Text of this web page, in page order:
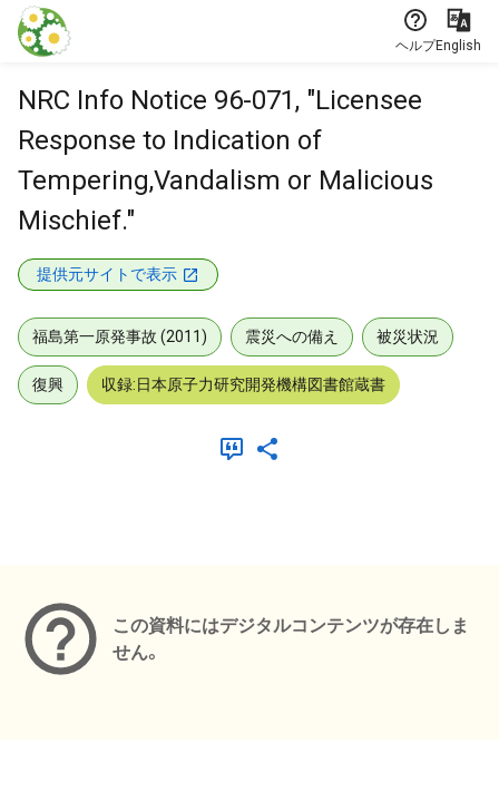
本文に飛ぶ
ヘルプEnglish
NRC Info Notice 96-071, "Licensee
Response to Indication of
Tempering,Vandalism or Malicious
Mischief."
提供元サイトで表示
福島第一原発事故 (2011) 震災への備え 被災状況
復興 収録:日本原子力研究開発機構図書館蔵書
この資料にはデジタルコンテンツが存在しま
せん。